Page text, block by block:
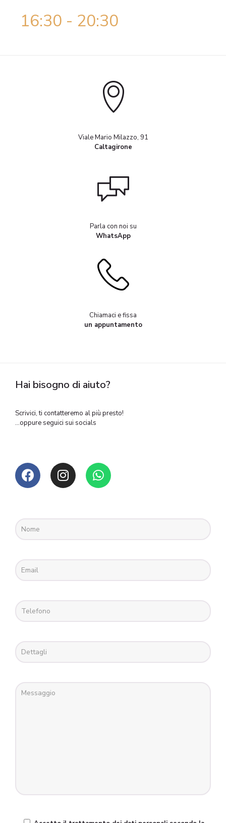
16:30 - 20:30
Viale Mario Milazzo, 91
Caltagirone
Parla con noi su
WhatsApp
Chiamaci e fissa
un appuntamento
Hai bisogno di aiuto?
Scrivici, ti contatteremo al più presto!
…oppure seguici sui socials